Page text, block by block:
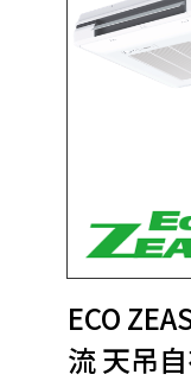
ECO
流 天吊